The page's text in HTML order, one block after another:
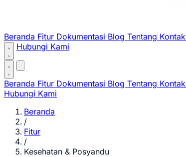
Beranda Fitur Dokumentasi Blog Tentang Kontak
Hubungi Kami
Beranda Fitur Dokumentasi Blog Tentang Kontak
Hubungi Kami
Beranda
/
Fitur
/
Kesehatan & Posyandu